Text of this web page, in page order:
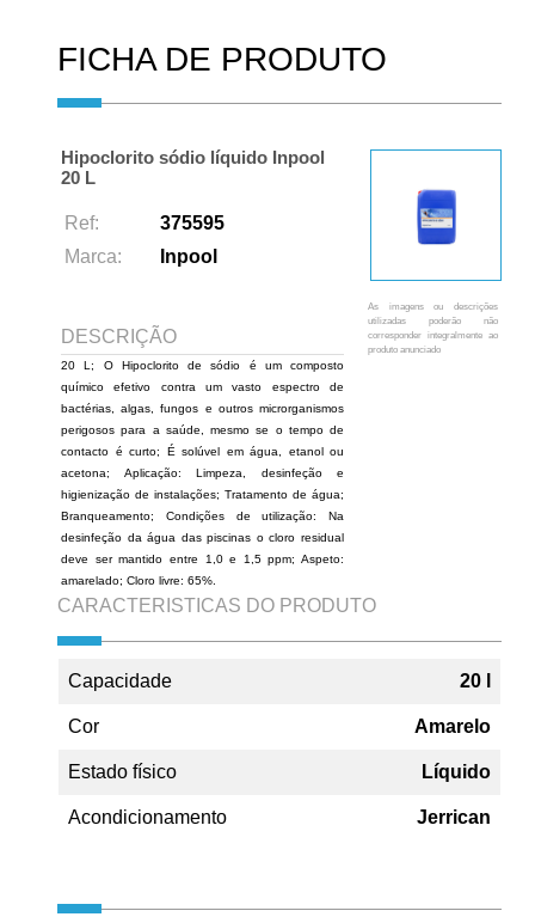
FICHA DE PRODUTO
Hipoclorito sódio líquido Inpool
20 L
Ref:
375595
Marca:
Inpool
DESCRIÇÃO
20 L; O Hipoclorito de sódio é um composto
químico efetivo contra um vasto espectro de
bactérias, algas, fungos e outros microrganismos
perigosos para a saúde, mesmo se o tempo de
contacto é curto; É solúvel em água, etanol ou
acetona; Aplicação: Limpeza, desinfeção e
higienização de instalações; Tratamento de água;
Branqueamento; Condições de utilização: Na
desinfeção da água das piscinas o cloro residual
deve ser mantido entre 1,0 e 1,5 ppm; Aspeto:
amarelado; Cloro livre: 65%.
As imagens ou descrições
utilizadas poderão não
corresponder integralmente ao
produto anunciado
CARACTERISTICAS DO PRODUTO
Capacidade 20 l
Cor Amarelo
Estado físico Líquido
Acondicionamento Jerrican